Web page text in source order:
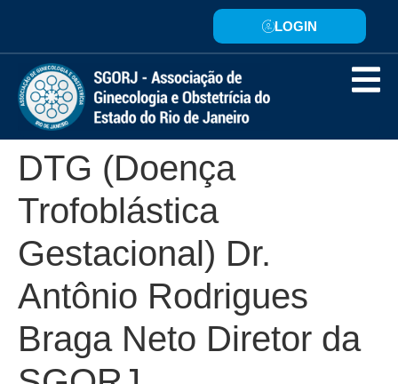
LOGIN
DTG (Doença
Trofoblástica
Gestacional) Dr.
Antônio Rodrigues
Braga Neto Diretor da